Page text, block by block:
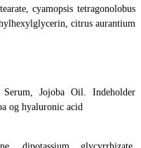
cyamopsis tetragonolobus
citrus aurantium
Jojoba Oil. Indeholder
og hyaluronic acid